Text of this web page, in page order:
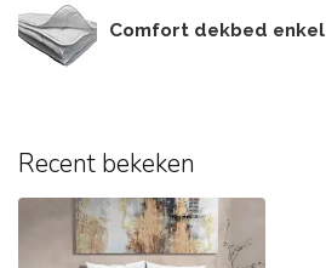
Comfort dekbed enkel
Recent bekeken